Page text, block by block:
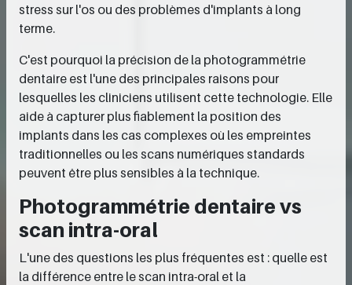
stress sur l'os ou des problèmes d'implants à long
terme.
C'est pourquoi la précision de la photogrammétrie
dentaire est l'une des principales raisons pour
lesquelles les cliniciens utilisent cette technologie. Elle
aide à capturer plus fiablement la position des
implants dans les cas complexes où les empreintes
traditionnelles ou les scans numériques standards
peuvent être plus sensibles à la technique.
Photogrammétrie dentaire vs
scan intra-oral
L'une des questions les plus fréquentes est : quelle est
la différence entre le scan intra-oral et la